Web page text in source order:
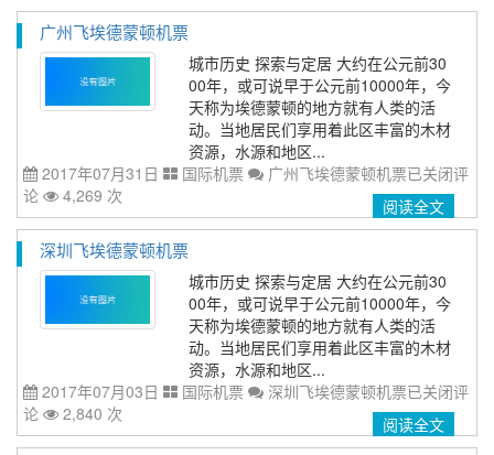
广州飞埃德蒙顿机票
城市历史 探索与定居 大约在公元前30
00年，或可说早于公元前10000年，今
天称为埃德蒙顿的地方就有人类的活
动。当地居民们享用着此区丰富的木材
资源，水源和地区...
2017年07月31日
国际机票 广州飞埃德蒙顿机票已关闭评
论
4,269 次 阅读全文
深圳飞埃德蒙顿机票
城市历史 探索与定居 大约在公元前30
00年，或可说早于公元前10000年，今
天称为埃德蒙顿的地方就有人类的活
动。当地居民们享用着此区丰富的木材
资源，水源和地区...
2017年07月03日
国际机票 深圳飞埃德蒙顿机票已关闭评
论
2,840 次 阅读全文